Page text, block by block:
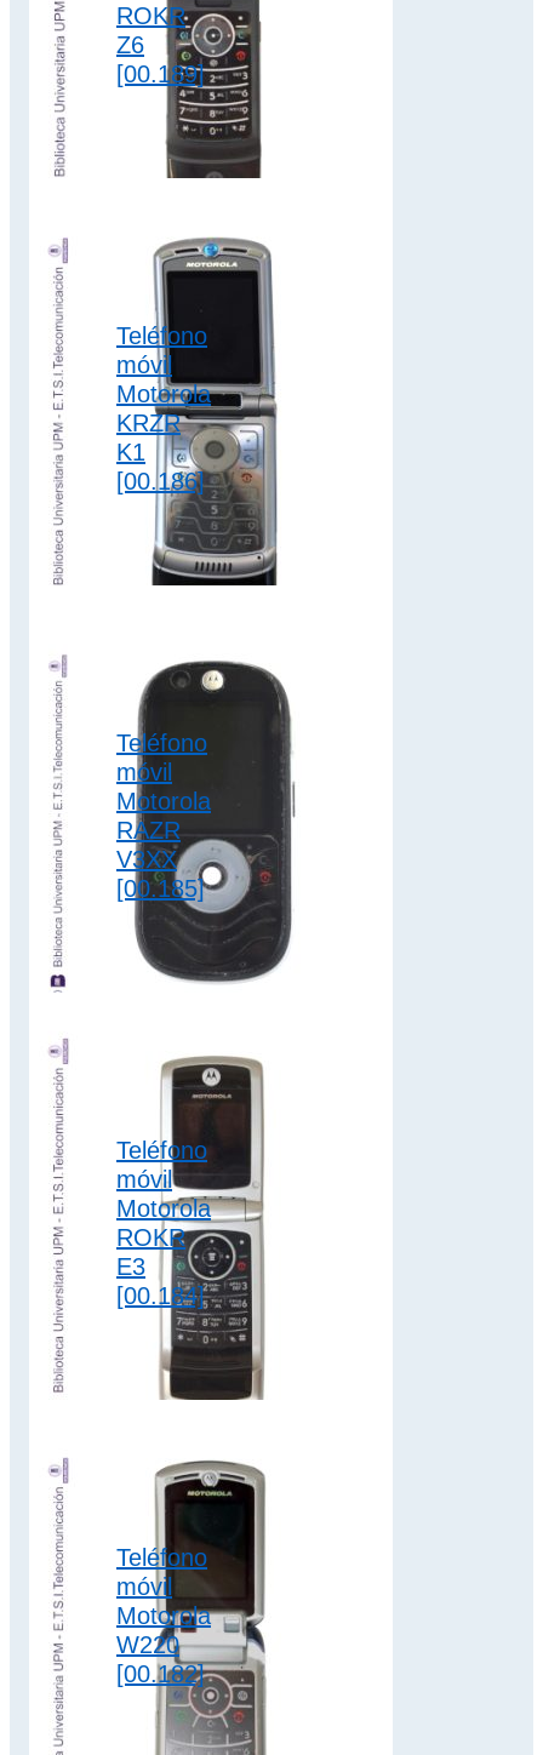
ROKR
Z6
[00.189]
El teléfono móvil
Motorola ROKR Z6
dispone de batería
extraíble de iones
2G
colección
motorola,
slider
Teléfono
móvil
Motorola
KRZR
K1
[00.186]
El teléfono móvil
Motorola KRZR K1
dispone de batería
extraíble de iones
2G
clamshell,
colección motorola
Teléfono
móvil
Motorola
RAZR
V3XX
[00.185]
El teléfono móvil
Motorola RAZR
V3XX dispone de
batería extraíble de
940…
3G
clamshell,
colección motorola
Teléfono
móvil
Motorola
ROKR
E3
[00.184]
El teléfono móvil
Motorola ROKR E3
incorpora batería de
Litio y pantalla TFT
3G
colección motorola
Teléfono
móvil
Motorola
W220
[00.182]
El teléfono móvil
Motorola W220